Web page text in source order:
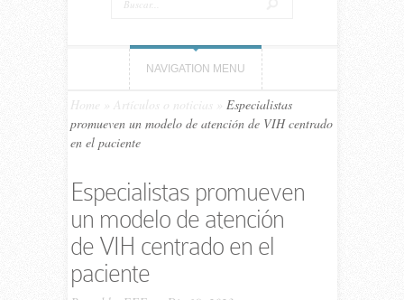
NAVIGATION MENU
Home Artículos o noticias
Especialistas
promueven un modelo de atención de VIH centrado
en el paciente
Especialistas promueven
un modelo de atención
de VIH centrado en el
paciente